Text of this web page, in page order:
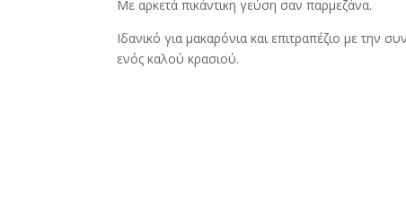
Με αρκετά πικάντικη γεύση σαν παρμεζάνα.
Ιδανικό για μακαρόνια και επιτραπέζιο με την
ενός καλού κρασιού.